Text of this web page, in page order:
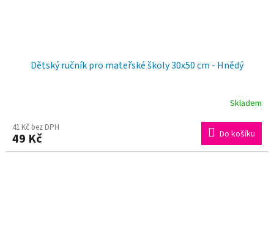
Dětský ručník pro mateřské školy 30x50 cm - Hnědý
hodnocení
produktu
Skladem
41 Kč bez DPH
49 Kč Do košíku